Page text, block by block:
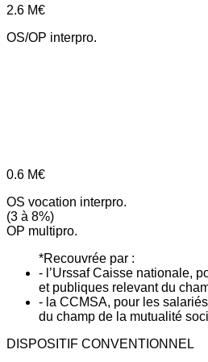
2.6 M€
OS/OP interpro.
0.6 M€
OS vocation interpro.
(3 à 8%)
OP multipro.
*Recouvrée par :
- l’Urssaf Caisse nationale,
et publiques relevant du
- la CCMSA, pour les
du champ de la mutualité
DISPOSITIF CONVENTIONNEL